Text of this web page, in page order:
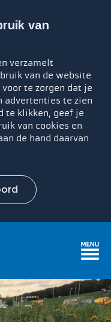
van
verzamelt
van de website
te zorgen dat je
advertenties te zien
te klikken, geef je
van cookies en
de hand daarvan